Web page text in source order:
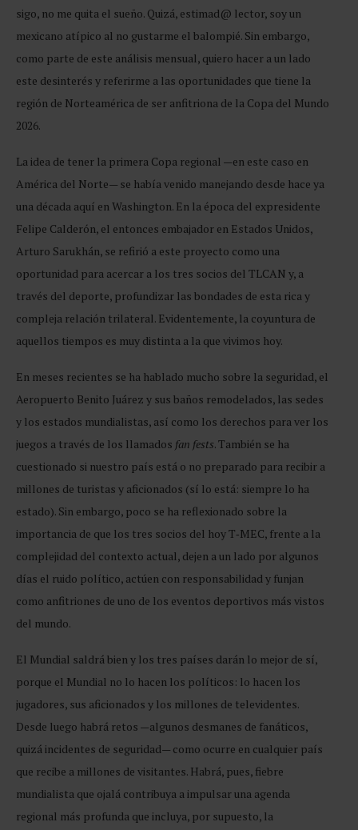
sigo, no me quita el sueño. Quizá, estimad@ lector, soy un
mexicano atípico al no gustarme el balompié. Sin embargo,
como parte de este análisis mensual, quiero hacer a un lado
este desinterés y referirme a las oportunidades que tiene la
región de Norteamérica de ser anfitriona de la Copa del Mundo
2026.
La idea de tener la primera Copa regional —en este caso en
América del Norte— se había venido manejando desde hace ya
una década aquí en Washington. En la época del expresidente
Felipe Calderón, el entonces embajador en Estados Unidos,
Arturo Sarukhán, se refirió a este proyecto como una
oportunidad para acercar a los tres socios del TLCAN y, a
través del deporte, profundizar las bondades de esta rica y
compleja relación trilateral. Evidentemente, la coyuntura de
aquellos tiempos es muy distinta a la que vivimos hoy.
En meses recientes se ha hablado mucho sobre la seguridad, el
Aeropuerto Benito Juárez y sus baños remodelados, las sedes
y los estados mundialistas, así como los derechos para ver los
juegos a través de los llamados fan fests. También se ha
cuestionado si nuestro país está o no preparado para recibir a
millones de turistas y aficionados (sí lo está: siempre lo ha
estado). Sin embargo, poco se ha reflexionado sobre la
importancia de que los tres socios del hoy T‑MEC, frente a la
complejidad del contexto actual, dejen a un lado por algunos
días el ruido político, actúen con responsabilidad y funjan
como anfitriones de uno de los eventos deportivos más vistos
del mundo.
El Mundial saldrá bien y los tres países darán lo mejor de sí,
porque el Mundial no lo hacen los políticos: lo hacen los
jugadores, sus aficionados y los millones de televidentes.
Desde luego habrá retos —algunos desmanes de fanáticos,
quizá incidentes de seguridad— como ocurre en cualquier país
que recibe a millones de visitantes. Habrá, pues, fiebre
mundialista que ojalá contribuya a impulsar una agenda
regional más profunda que incluya, por supuesto, la